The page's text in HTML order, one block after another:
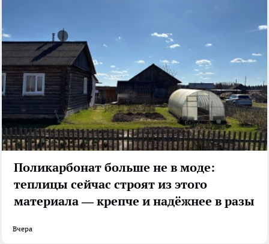
Поликарбонат больше не в моде:
теплицы сейчас строят из этого
материала — крепче и надёжнее в разы
Вчера